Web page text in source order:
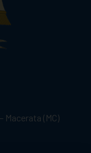
Macerata (MC)